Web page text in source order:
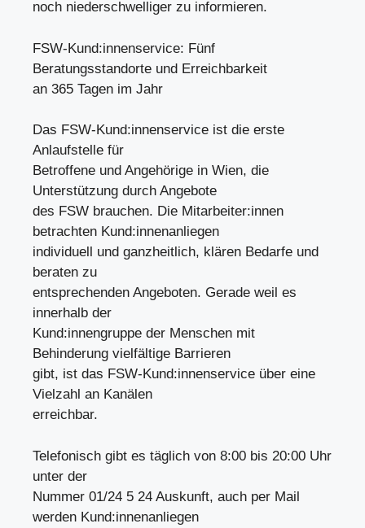
noch niederschwelliger zu informieren.
FSW-Kund:innenservice: Fünf
Beratungsstandorte und Erreichbarkeit
an 365 Tagen im Jahr
Das FSW-Kund:innenservice ist die erste
Anlaufstelle für
Betroffene und Angehörige in Wien, die
Unterstützung durch Angebote
des FSW brauchen. Die Mitarbeiter:innen
betrachten Kund:innenanliegen
individuell und ganzheitlich, klären Bedarfe und
beraten zu
entsprechenden Angeboten. Gerade weil es
innerhalb der
Kund:innengruppe der Menschen mit
Behinderung vielfältige Barrieren
gibt, ist das FSW-Kund:innenservice über eine
Vielzahl an Kanälen
erreichbar.
Telefonisch gibt es täglich von 8:00 bis 20:00 Uhr
unter der
Nummer 01/24 5 24 Auskunft, auch per Mail
werden Kund:innenanliegen